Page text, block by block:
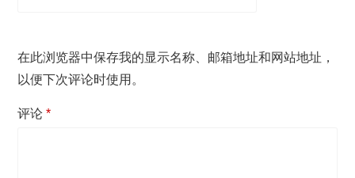
在此浏览器中保存我的显示名称、邮箱地址和网站地址，
以便下次评论时使用。
评论*